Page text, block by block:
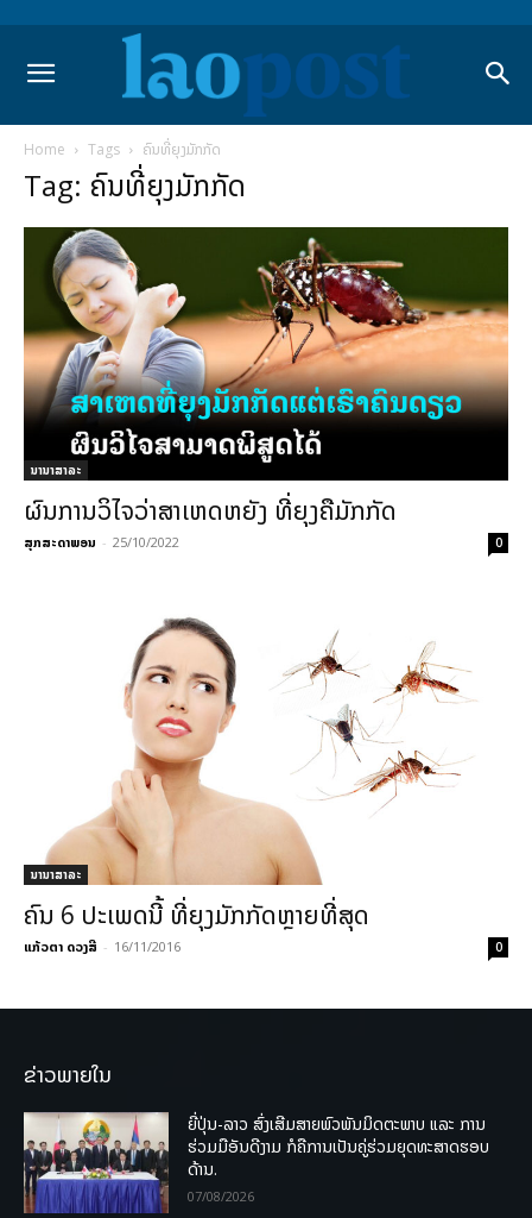
Home Tags ຄົນທີ່ຍຸງມັກກັດ
Tag: ຄົນທີ່ຍຸງມັກກັດ
ນານາສາລະ
ຜົນການວິໄຈວ່າສາເຫດຫຍັງ ທີ່ຍຸງຄືມັກກັດ
ສຸກສະດາພອນ - 25/10/2022 0
ນານາສາລະ
ຄົນ 6 ປະເພດນີ້ ທີ່ຍຸງມັກກັດຫຼາຍທີ່ສຸດ
ແກ້ວຕາ ດວງສີ - 16/11/2016 0
ຂ່າວພາຍໃນ
ຍີ່ປຸ່ນ-ລາວ ສົ່ງເສີມສາຍພົວພັນມິດຕະພາບ ແລະ ການ
ຮ່ວມມືອັນດີງາມ ກໍຄືການເປັນຄູ່ຮ່ວມຍຸດທະສາດຮອບ
ດ້ານ.
07/08/2026